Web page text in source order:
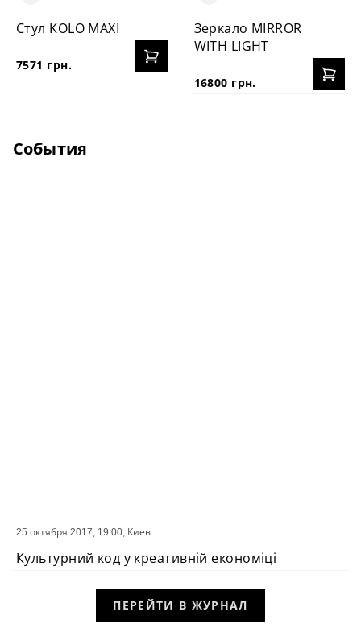
Стул KOLO MAXI
7571 грн.
Зеркало MIRROR
WITH LIGHT
16800 грн.
События
СОБЫТИЕ
25 октября 2017, 19:00, Киев
Культурний код у креативній економіці
ПЕРЕЙТИ В ЖУРНАЛ